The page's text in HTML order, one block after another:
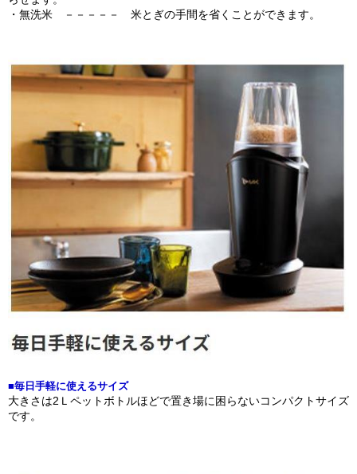
・無洗米 －－－－－ 米とぎの手間を省くことができます。
■毎日手軽に使えるサイズ
大きさは2Ｌペットボトルほどで置き場に困らないコンパクトサイズ
です。